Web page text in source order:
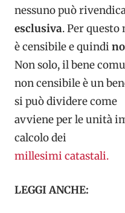
nessuno può
esclusiva. Per
è censibile e quindi
Non solo, il bene
non censibile è un
si può dividere come
avviene per le unità
calcolo dei
millesimi catastali.
LEGGI ANCHE: